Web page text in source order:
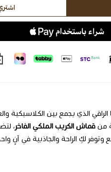
الذي يجمع بين الكلاسيكية
من قماش الكريب الملكي الفاخر،
لكِ الراحة والجاذبية في آنٍ